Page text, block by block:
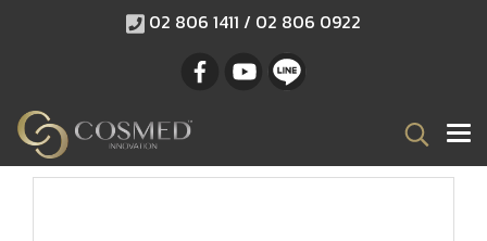
02 806 1411 / 02 806 0922